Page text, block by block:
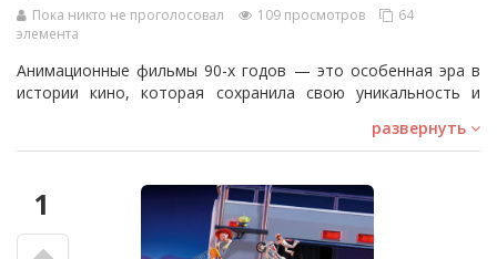
Пока никто не проголосовал 109 просмотров
64
элемента
Анимационные фильмы 90-х годов — это особенная эра в
истории кино, которая сохранила свою уникальность и
лучшие, по мнению наших пользователей, мультфильмы
того времени. Выбор базировался на критериях качества
анимации, уровня сценария, а также того, насколько
хорошо эти мультфильмы запомнились зрителям до сих
развернуть
1